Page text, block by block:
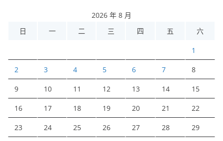
2026 年 8 月
日
一 二 三 四 五 六
1
2 3 4 5 6 7 8
9 10 11 12 13 14 15
16 17 18 19 20 21 22
23 24 25 26 27 28 29